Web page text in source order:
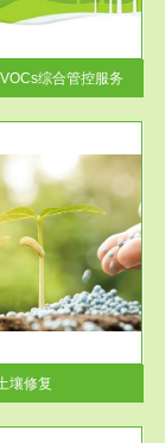
综合管控服务
壤修复